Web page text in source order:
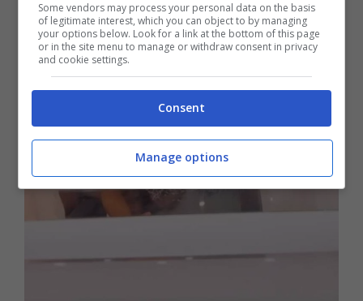
Some vendors may process your personal data on the basis
of legitimate interest, which you can object to by managing
your options below. Look for a link at the bottom of this page
or in the site menu to manage or withdraw consent in privacy
and cookie settings.
Consent
Manage options